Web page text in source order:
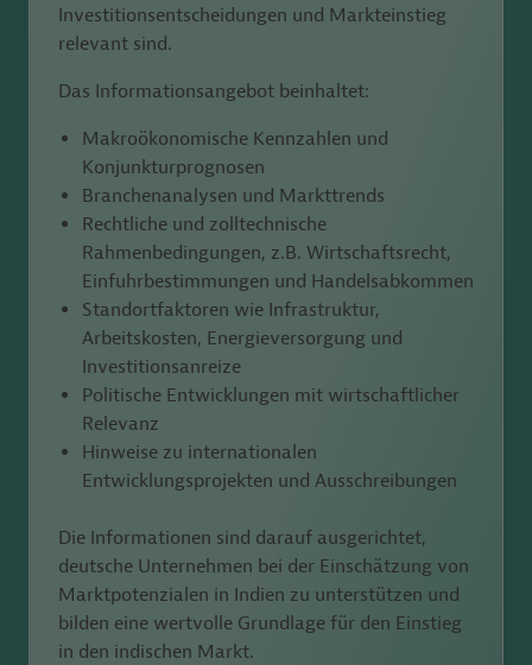
Investitionsentscheidungen und Markteinstieg
relevant sind.
Das Informationsangebot beinhaltet:
Makroökonomische Kennzahlen und
Konjunkturprognosen
Branchenanalysen und Markttrends
Rechtliche und zolltechnische
Rahmenbedingungen, z.B. Wirtschaftsrecht,
Einfuhrbestimmungen und Handelsabkommen
Standortfaktoren wie Infrastruktur,
Arbeitskosten, Energieversorgung und
Investitionsanreize
Politische Entwicklungen mit wirtschaftlicher
Relevanz
Hinweise zu internationalen
Entwicklungsprojekten und Ausschreibungen
Die Informationen sind darauf ausgerichtet,
deutsche Unternehmen bei der Einschätzung von
Marktpotenzialen in Indien zu unterstützen und
bilden eine wertvolle Grundlage für den Einstieg
in den indischen Markt.